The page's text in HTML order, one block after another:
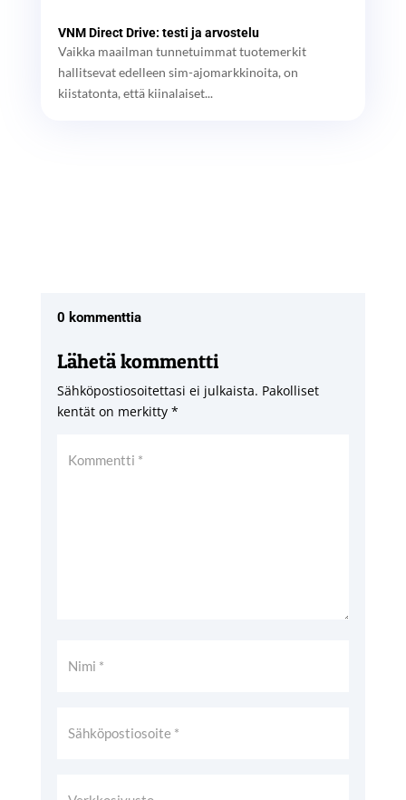
VNM Direct Drive: testi ja arvostelu
Vaikka maailman tunnetuimmat tuotemerkit
hallitsevat edelleen sim-ajomarkkinoita, on
kiistatonta, että kiinalaiset...
0 kommenttia
Lähetä kommentti
Sähköpostiosoitettasi ei julkaista. Pakolliset
kentät on merkitty *